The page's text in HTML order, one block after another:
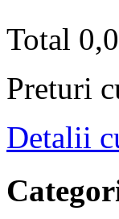
Total
Preturi
Detalii